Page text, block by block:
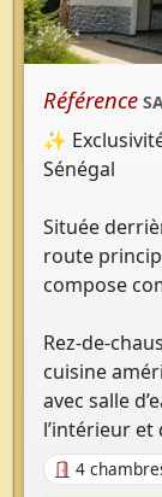
Référence
✨
Sénégal
Située
route
compose
Rez-de-
cuisine
avec salle
l’intérieur et
4